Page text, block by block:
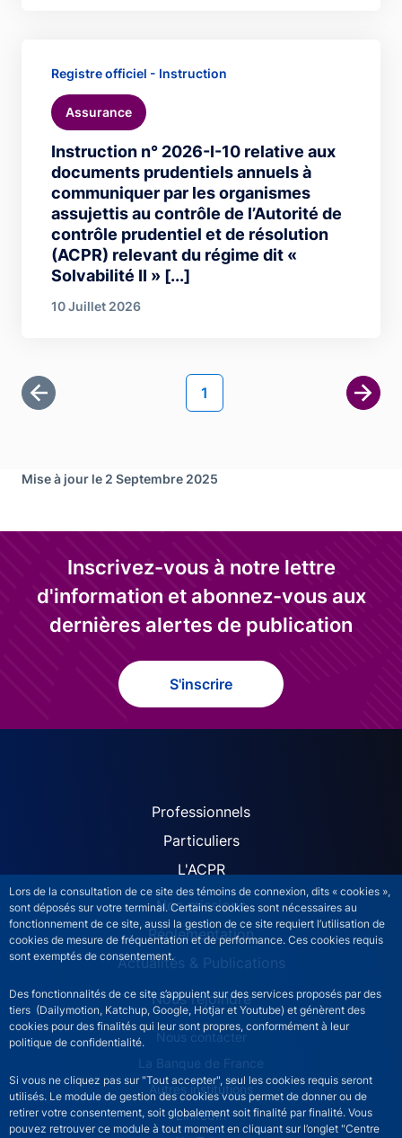
Lors de la consultation de ce site des témoins de connexion, dits « cookies »,
sont déposés sur votre terminal. Certains cookies sont nécessaires au
fonctionnement de ce site, aussi la gestion de ce site requiert l’utilisation de
cookies de mesure de fréquentation et de performance. Ces cookies requis
sont exemptés de consentement.
Des fonctionnalités de ce site s’appuient sur des services proposés par des
tiers (Dailymotion, Katchup, Google, Hotjar et Youtube) et génèrent des
cookies pour des finalités qui leur sont propres, conformément à leur
politique de confidentialité.
Si vous ne cliquez pas sur "Tout accepter", seul les cookies requis seront
utilisés. Le module de gestion des cookies vous permet de donner ou de
retirer votre consentement, soit globalement soit finalité par finalité. Vous
pouvez retrouver ce module à tout moment en cliquant sur l’onglet "Centre
Instruction n° 2026-I-10 relative aux
documents prudentiels annuels à
communiquer par les organismes
assujettis au contrôle de l’Autorité de
contrôle prudentiel et de résolution
(ACPR) relevant du régime dit «
Solvabilité II » [...]
Registre officiel - Instruction
Assurance
10 Juillet 2026
Première page
Page courante
1
Page
Mise à jour le 2 Septembre 2025
Inscrivez-vous à notre lettre
d'information et abonnez-vous aux
dernières alertes de publication
S'inscrire
ACPR site navigation
Professionnels
Particuliers
L'ACPR
Nos missions
Réglementation
Actualités & Publications
Nous rejoindre
ACPR footer secondary menu (French)
Nous contacter
La Banque de France
Autres institutions
LinkedIn